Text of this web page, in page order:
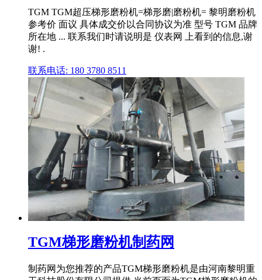
TGM TGM超压梯形磨粉机=梯形磨|磨粉机= 黎明磨粉机
参考价 面议 具体成交价以合同协议为准 型号 TGM 品牌
所在地 ... 联系我们时请说明是 仪表网 上看到的信息,谢
谢! .
联系电话: 180 3780 8511
TGM梯形磨粉机制药网
制药网为您推荐的产品TGM梯形磨粉机是由河南黎明重